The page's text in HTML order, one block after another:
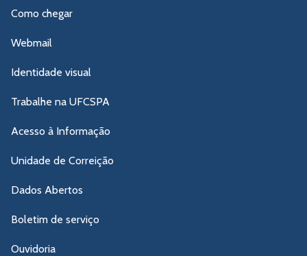
Como chegar
Webmail
Identidade visual
Trabalhe na UFCSPA
Acesso à Informação
Unidade de Correição
Dados Abertos
Boletim de serviço
Ouvidoria